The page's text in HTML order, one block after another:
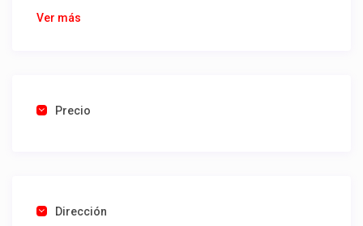
Nombre alojamiento o servicio
Una foto de cuenta de luz o agua o gas que acredite
como un profesional sin COMISIONES ni ESTAFAS.
Ver más
Precio
Dirección